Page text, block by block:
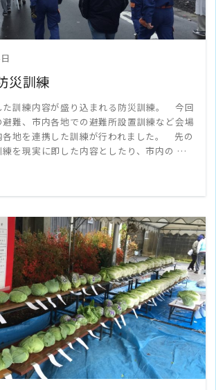
災訓練
た訓練内容が盛り込まれる防災訓練。 今回
難、市内各地での避難所設置訓練など会場
各地を連携した訓練が行われました。 先の
を現実に即した内容としたり、市内の …
READ MORE